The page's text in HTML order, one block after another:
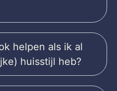
helpen als ik al
huisstijl heb?